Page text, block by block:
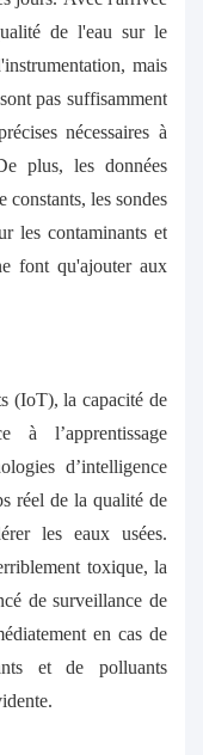
de l'eau sur le
mais
pas suffisamment
nécessaires à
plus, les données
constants, les sondes
les contaminants et
font qu'ajouter aux
(IoT), la capacité de
à l’apprentissage
d’intelligence
réel de la qualité de
les eaux usées.
toxique, la
de surveillance de
en cas de
et de polluants